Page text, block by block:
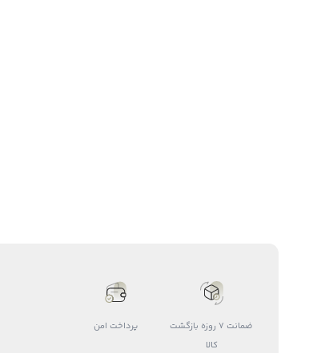
ضمانت 7 روزه بازگشت
کالا
پرداخت امن